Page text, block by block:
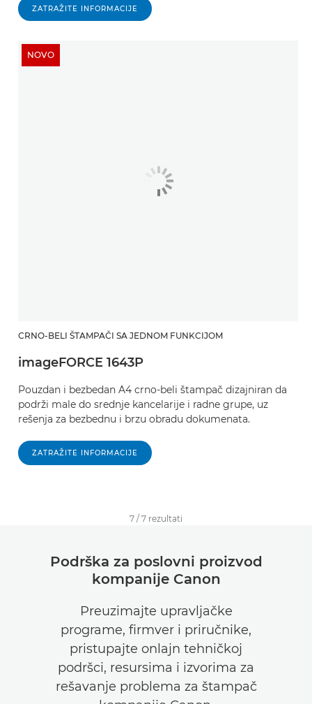
ZATRAŽITE INFORMACIJE
NOVO
CRNO-BELI ŠTAMPAČI SA JEDNOM FUNKCIJOM
imageFORCE 1643P
Pouzdan i bezbedan A4 crno-beli štampač dizajniran da
podrži male do srednje kancelarije i radne grupe, uz
rešenja za bezbednu i brzu obradu dokumenata. ​
ZATRAŽITE INFORMACIJE
7 / 7 rezultati
Podrška za poslovni proizvod
kompanije Canon
Preuzimajte upravljačke
programe, firmver i priručnike,
pristupajte onlajn tehničkoj
podršci, resursima i izvorima za
rešavanje problema za štampač